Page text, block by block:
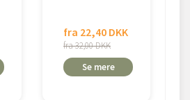
fra 22,40 DKK
fra 32,00 DKK
Se mere